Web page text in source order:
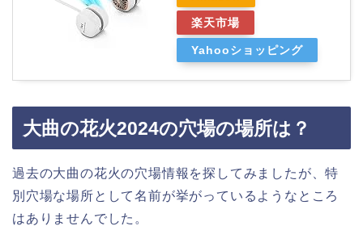
楽天市場
Yahooショッピング
大曲の花火2024の穴場の場所は？
過去の大曲の花火の穴場情報を探してみましたが、特
別穴場な場所として名前が挙がっているようなところ
はありませんでした。